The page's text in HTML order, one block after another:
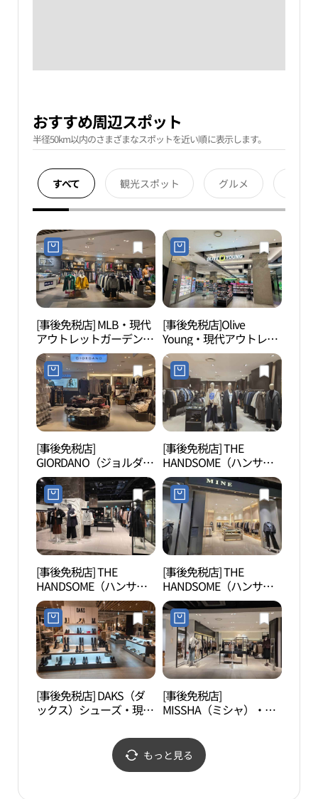
おすすめ周辺スポット
半径50km以内のさまざまなスポットを近い順に表示します。
すべて 観光スポット グルメ
[事後免税店] MLB・現代
アウトレットガーデンフ
ァイブ店(MLB 현대아울
렛 가든파이브점)
[事後免税店]Olive
Young・現代アウトレッ
トガーデンファイブ店
(올리브영 현대아울렛 가
든파이브점)
[事後免税店]
GIORDANO（ジョルダー
ノ）・現代アウトレット
ガーデンファイブ店(지
오다노 현대아울렛 가든
파이브점)
[事後免税店] THE
HANDSOME（ハンサ
ム）SYSTEM（システ
ム）・現代アウトレット
ガーデンファイブ店(시
스템 현대아울렛 가든파
이브점)
[事後免税店] THE
HANDSOME（ハンサ
ム）LANVIN（ランバ
ン）コレクション・現代
アウトレットガーデンフ
ァイブ店(랑방컬렉션 현
대아울렛 가든파이브점)
[事後免税店] THE
HANDSOME（ハンサ
ム）MINE・現代アウト
レットガーデンファイブ
店(마인 현대아울렛 가든
파이브점)
[事後免税店] DAKS（ダ
ックス）シューズ・現代
ァイブ店(닥스구두 현대
아울렛 가든파이브점)
[事後免税店]
MISSHA（ミシャ）・現
ファイブ店(미샤 현대아
울렛 가든파이브점)
もっと見る